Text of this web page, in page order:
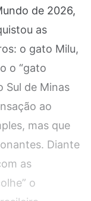
de 2026,
as
o gato Milu,
o “gato
Sul de Minas
ao
mas que
Diante
as
o